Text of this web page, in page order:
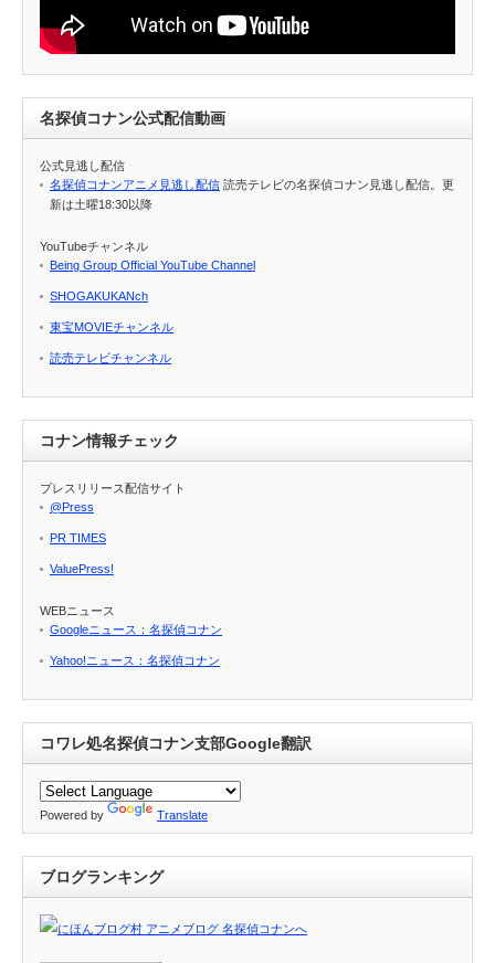
名探偵コナン公式配信動画
公式見逃し配信
名探偵コナンアニメ見逃し配信 読売テレビの名探偵コナン見逃し配信。更
新は土曜18:30以降
YouTubeチャンネル
Being Group Official YouTube Channel
SHOGAKUKANch
東宝MOVIEチャンネル
読売テレビチャンネル
コナン情報チェック
プレスリリース配信サイト
@Press
PR TIMES
ValuePress!
WEBニュース
Googleニュース：名探偵コナン
Yahoo!ニュース：名探偵コナン
コワレ処名探偵コナン支部Google翻訳
Powered by Translate
ブログランキング